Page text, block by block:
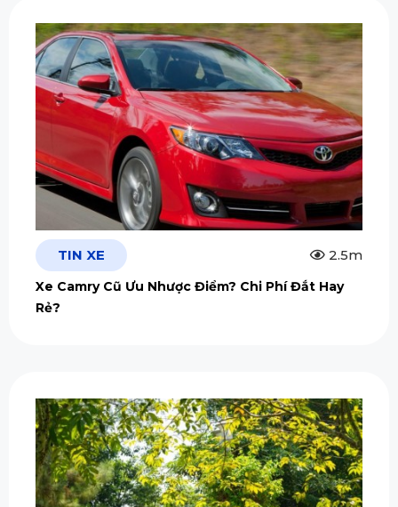
TIN XE 2.5m
Xe Camry Cũ Ưu Nhược Điểm? Chi Phí Đắt Hay
Rẻ?